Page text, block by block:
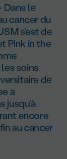
Dans le
cancer du
s’est de
Pink in the
soins
de
a
encore
au cancer